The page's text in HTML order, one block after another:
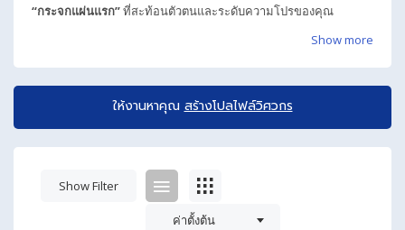
“กระจกแผ่นแรก”ที่สะท้อนตัวตนและระดับความโปรของคุณ
Show more
ให้งานหาคุณ สร้างโปลไฟล์วิศวกร
Show Filter
ค่าตั้งต้น